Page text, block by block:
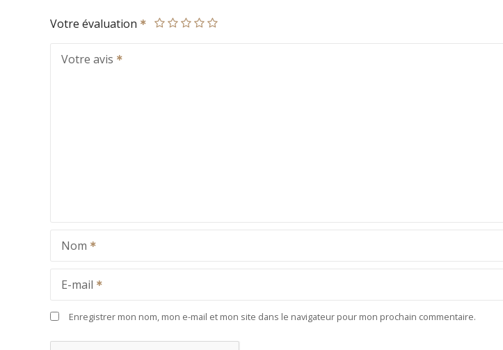
Votre évaluation
Votre avis
Nom
E-mail
Enregistrer mon nom, mon e-mail et mon site dans le navigateur pour mon prochain commentaire.